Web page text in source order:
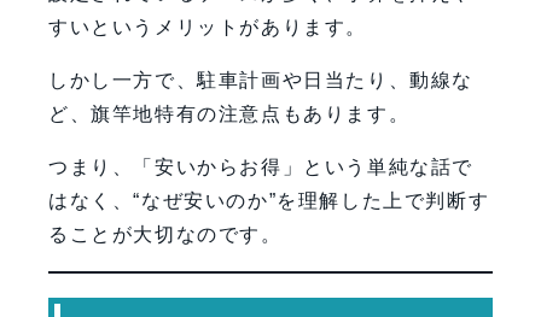
すいというメリットがあります。
しかし一方で、駐車計画や日当たり、動線な
ど、旗竿地特有の注意点もあります。
つまり、「安いからお得」という単純な話で
はなく、“なぜ安いのか”を理解した上で判断す
ることが大切なのです。